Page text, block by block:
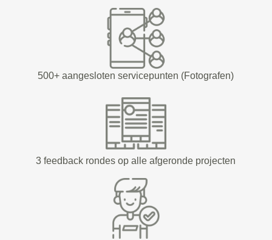
500+ aangesloten servicepunten (Fotografen)
3 feedback rondes op alle afgeronde projecten